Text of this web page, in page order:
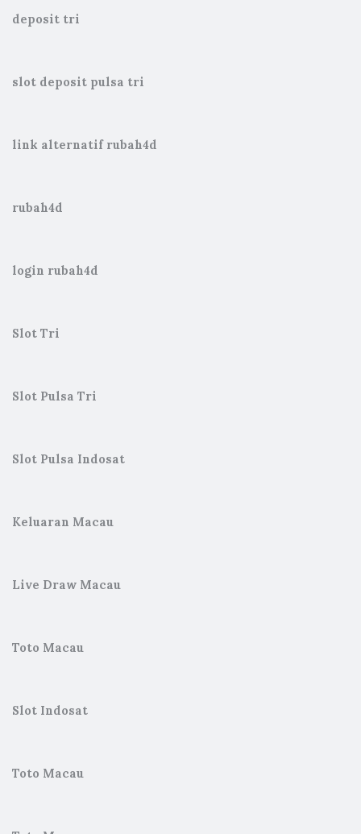
deposit tri
slot deposit pulsa tri
link alternatif rubah4d
rubah4d
login rubah4d
Slot Tri
Slot Pulsa Tri
Slot Pulsa Indosat
Keluaran Macau
Live Draw Macau
Toto Macau
Slot Indosat
Toto Macau